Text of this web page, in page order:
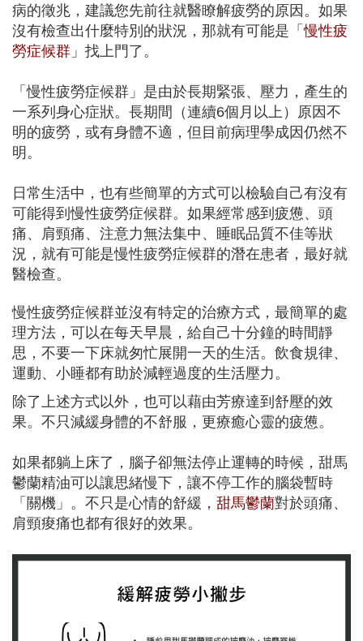
病的徵兆，建議您先前往就醫瞭解疲勞的原因。如果
沒有檢查出什麼特別的狀況，那就有可能是「慢性疲
勞症候群 」找上門了。
「慢性疲勞症候群」是由於長期緊張、壓力，產生的
一系列身心症狀。長期間（連續6個月以上）原因不
明的疲勞，或有身體不適，但目前病理學成因仍然不
明。
日常生活中，也有些簡單的方式可以檢驗自己有沒有
可能得到慢性疲勞症候群。如果經常感到疲憊、頭
痛、肩頸痛、注意力無法集中、睡眠品質不佳等狀
況，就有可能是慢性疲勞症候群的潛在患者，最好就
醫檢查。
慢性疲勞症候群並沒有特定的治療方式，最簡單的處
理方法，可以在每天早晨，給自己十分鐘的時間靜
思，不要一下床就匆忙展開一天的生活。飲食規律、
運動、小睡都有助於減輕過度的生活壓力。
除了上述方式以外，也可以藉由芳療達到舒壓的效
果。不只減緩身體的不舒服，更療癒心靈的疲憊。
如果都躺上床了，腦子卻無法停止運轉的時候，甜馬
鬱蘭精油可以讓思緒慢下，讓不停工作的腦袋暫時
「關機」。不只是心情的舒緩， 甜馬鬱蘭對於頭痛、
肩頸痠痛也都有很好的效果。